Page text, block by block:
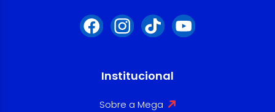
Institucional
Sobre a Mega